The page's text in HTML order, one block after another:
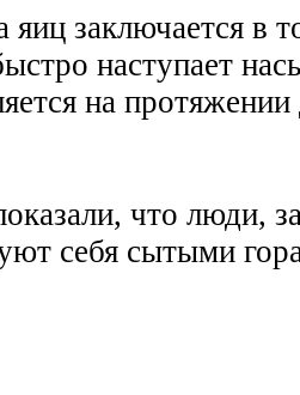
яиц заключается в
наступает
на
что люди,
себя сытыми